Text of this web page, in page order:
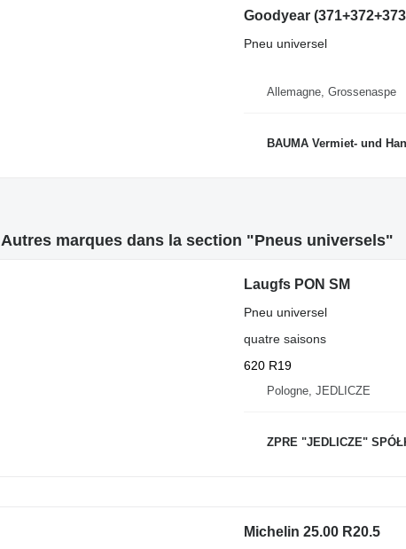
Goodyear
Pneu universel
Allemagne, Grossenaspe
BAUMA Vermiet- und
Autres marques dans la section "Pneus universels"
Laugfs PON SM
Pneu universel
quatre saisons
620 R19
Pologne, JEDLICZE
ZPRE "JEDLICZE" SPÓŁKA
Michelin 25.00 R20.5